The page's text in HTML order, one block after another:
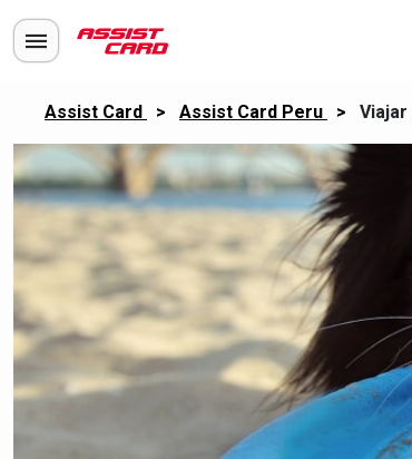
Assist Card > Assist Card Peru > Viajar